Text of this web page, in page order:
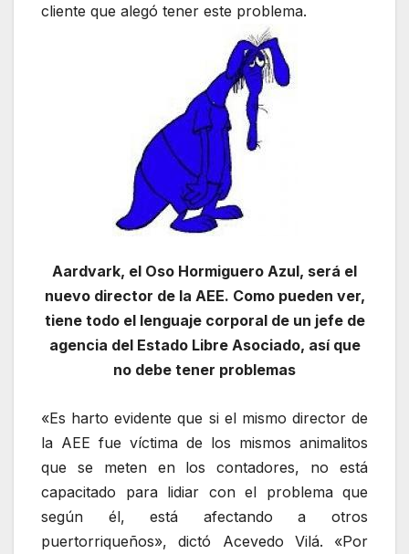
cliente que alegó tener este problema.
Aardvark, el Oso Hormiguero Azul, será el
nuevo director de la AEE. Como pueden ver,
tiene todo el lenguaje corporal de un jefe de
agencia del Estado Libre Asociado, así que
no debe tener problemas
«Es harto evidente que si el mismo director de
la AEE fue víctima de los mismos animalitos
que se meten en los contadores, no está
capacitado para lidiar con el problema que
según él, está afectando a otros
puertorriqueños», dictó Acevedo Vilá. «Por